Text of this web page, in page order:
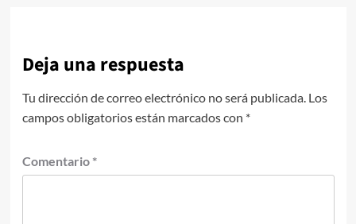
Deja una respuesta
Tu dirección de correo electrónico no será publicada. Los
campos obligatorios están marcados con *
Comentario *